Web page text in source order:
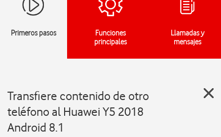
Primeros pasos
Funciones
principales
Llamadas y
mensajes
Transfiere contenido de otro
teléfono al Huawei Y5 2018
Android 8.1